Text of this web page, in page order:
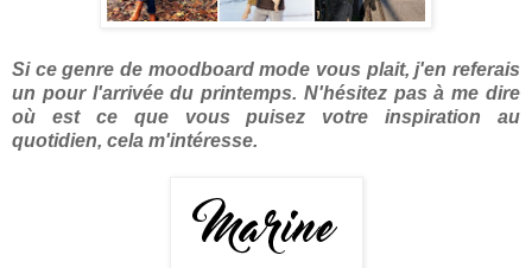
Si ce genre de moodboard mode vous plait, j'en referais
un pour l'arrivée du printemps. N'hésitez pas à me dire
où est ce que vous puisez votre inspiration au
quotidien, cela m'intéresse.